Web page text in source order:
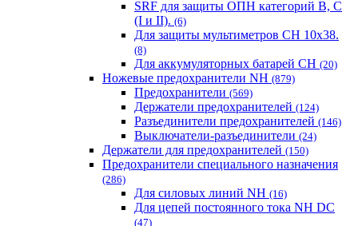
SRF для защиты ОПН категорий B, C
(I и II). (6)
Для защиты мультиметров CH 10х38.
(8)
Для аккумуляторных батарей CH (20)
Ножевые предохранители NH (879)
Предохранители (569)
Держатели предохранителей (124)
Разъединители предохранителей (146)
Выключатели-разъединители (24)
Держатели для предохранителей (150)
Предохранители специального назначения
(286)
Для силовых линий NH (16)
Для цепей постоянного тока NH DC
(47)